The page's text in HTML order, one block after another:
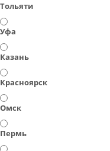
Тольяти
Уфа
Казань
Красноярск
Омск
Пермь